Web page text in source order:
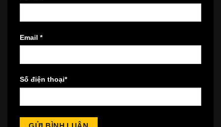
Email *
Số điện thoại*